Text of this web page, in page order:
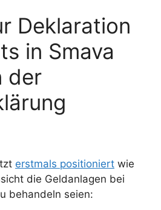
Deklaration
in Smava
der
erstmals positioniert wie
die Geldanlagen bei
behandeln seien: